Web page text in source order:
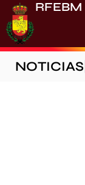
RFEBM
NOTICIAS